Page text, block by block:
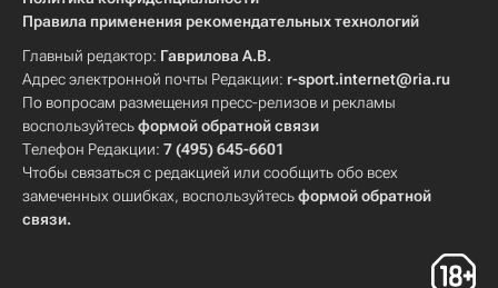
Правила применения рекомендательных технологий
Главный редактор: Гаврилова А.В.
Адрес электронной почты Редакции: r-sport.internet@ria.ru
По вопросам размещения пресс-релизов и рекламы
воспользуйтесьформой обратной связи
Телефон Редакции: 7 (495) 645-6601
Чтобы связаться с редакцией или сообщить обо всех
замеченных ошибках, воспользуйтесьформой обратной
связи.